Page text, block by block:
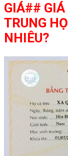
GIÁ## GIÁ
TRUNG
NHIÊU?